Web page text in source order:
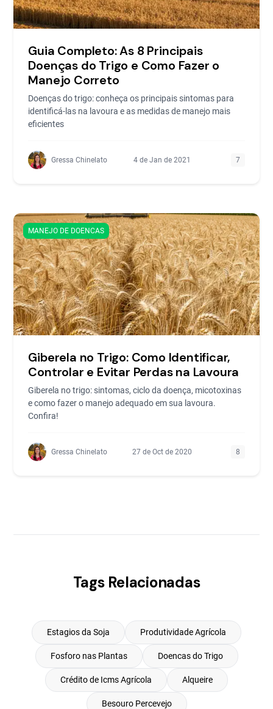
Guia Completo: As 8 Principais
Doenças do Trigo e Como Fazer o
Manejo Correto
Doenças do trigo: conheça os principais sintomas para
identificá-las na lavoura e as medidas de manejo mais
eficientes
Gressa Chinelato 4 de Jan de 2021 7
MANEJO DE DOENCAS
Giberela no Trigo: Como Identificar,
Controlar e Evitar Perdas na Lavoura
Giberela no trigo: sintomas, ciclo da doença, micotoxinas
e como fazer o manejo adequado em sua lavoura.
Confira!
Gressa Chinelato 27 de Oct de 2020 8
Tags Relacionadas
Estagios da Soja Produtividade Agrícola
Fosforo nas Plantas Doencas do Trigo
Crédito de Icms Agrícola Alqueire
Besouro Percevejo